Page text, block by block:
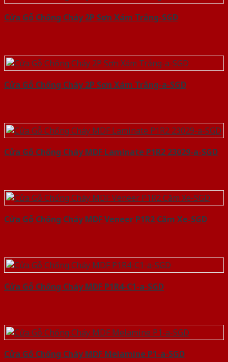
Cửa Gỗ Chống Cháy 2P Sơn Xám Trắng-SGD
Cửa Gỗ Chống Cháy 2P Sơn Xám Trắng-a-SGD
Cửa Gỗ Chống Cháy MDF Laminate P1R2 23029-a-SGD
Cửa Gỗ Chống Cháy MDF Veneer P1R2 Căm Xe-SGD
Cửa Gỗ Chống Cháy MDF P1R4-C1-a-SGD
Cửa Gỗ Chống Cháy MDF Melamine P1-a-SGD